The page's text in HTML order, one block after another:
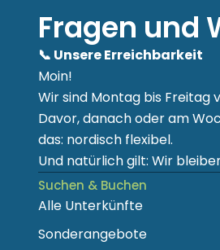
Fragen und
📞 Unsere Erreichbarkeit
Moin!
Wir sind Montag bis Freitag
Davor, danach oder am
das: nordisch flexibel.
Und natürlich gilt: Wir
Suchen & Buchen
Alle Unterkünfte
Sonderangebote